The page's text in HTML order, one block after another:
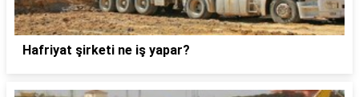
Hafriyat şirketi ne iş yapar?